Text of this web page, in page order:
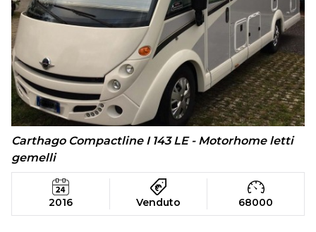
Carthago Compactline I 143 LE - Motorhome letti
gemelli
2016 Venduto 68000